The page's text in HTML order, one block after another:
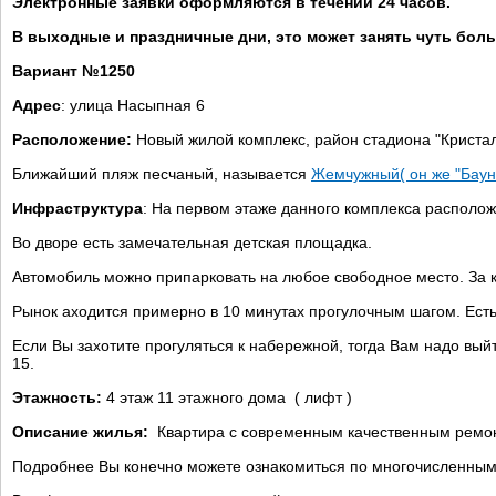
В выходные и праздничные дни, это может занять чуть
Вариант №1250
Адрес: улица Насыпная 6
Расположение: Новый жилой комплекс, район стадиона
Ближайший пляж песчаный, называется Жемчужный( он же
Инфраструктура: На первом этаже данного комплекса
Во дворе есть замечательная детская площадка.
Автомобиль можно припарковать на любое свободное место. За
Рынок аходится примерно в 10 минутах прогулочным шагом.
Если Вы захотите прогуляться к набережной, тогда Вам надо
15.
Этажность: 4 этаж 11 этажного дома ( лифт )
Описание жилья: Квартира с современным качественным
Подробнее Вы конечно можете ознакомиться по